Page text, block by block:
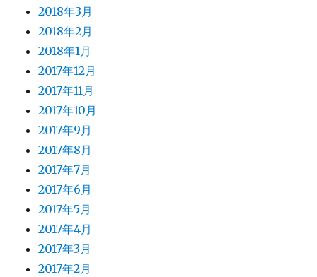
2018年3月
2018年2月
2018年1月
2017年12月
2017年11月
2017年10月
2017年9月
2017年8月
2017年7月
2017年6月
2017年5月
2017年4月
2017年3月
2017年2月